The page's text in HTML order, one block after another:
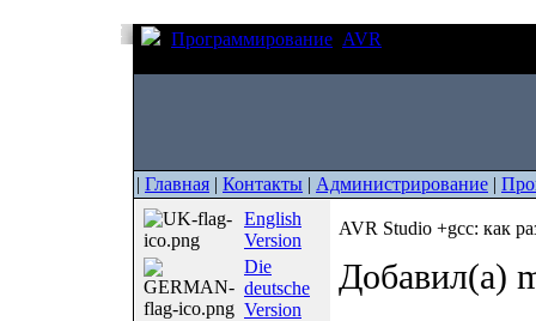
Программирование AVR
| Главная | Контакты | Администрирование |
English
Version
Die
deutsche
Version
AVR Studio +gcc: как
Добавил(а)